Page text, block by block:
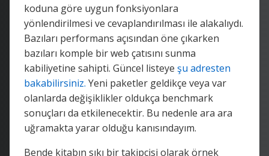
koduna göre uygun fonksiyonlara
yönlendirilmesi ve cevaplandırılması ile alakalıydı.
Bazıları performans açısından öne çıkarken
bazıları komple bir web çatısını sunma
kabiliyetine sahipti. Güncel listeye şu adresten
bakabilirsiniz. Yeni paketler geldikçe veya var
olanlarda değişiklikler oldukça benchmark
sonuçları da etkilenecektir. Bu nedenle ara ara
uğramakta yarar olduğu kanısındayım.
Bende kitabın sıkı bir takipçisi olarak örnek